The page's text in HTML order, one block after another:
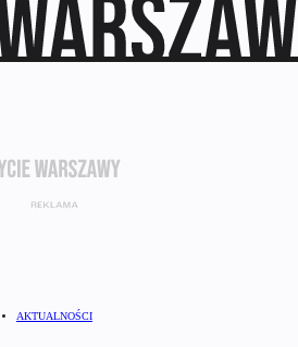
AKTUALNOŚCI